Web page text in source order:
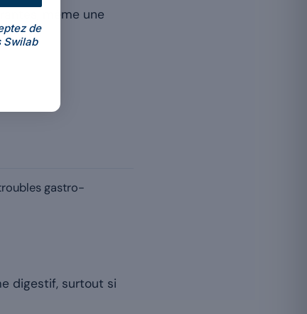
même une
gastro-
digestif, surtout si
de
Swilab